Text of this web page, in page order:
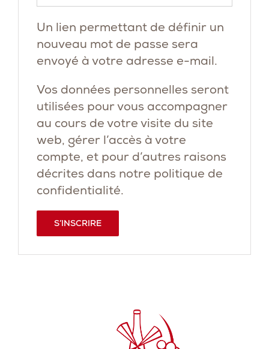
Un lien permettant de définir un
nouveau mot de passe sera
envoyé à votre adresse e-mail.
Vos données personnelles seront
utilisées pour vous accompagner
au cours de votre visite du site
web, gérer l’accès à votre
compte, et pour d’autres raisons
décrites dans notre politique de
confidentialité.
S’INSCRIRE